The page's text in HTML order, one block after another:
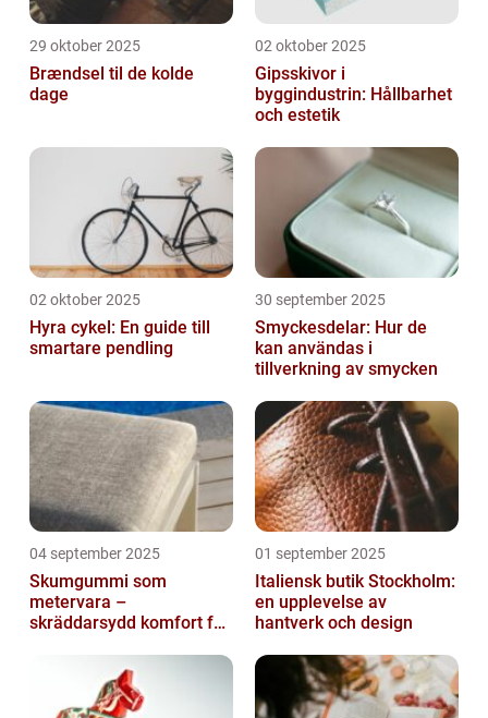
29 oktober 2025
Brændsel til de kolde
dage
02 oktober 2025
Gipsskivor i
byggindustrin: Hållbarhet
och estetik
02 oktober 2025
Hyra cykel: En guide till
smartare pendling
30 september 2025
Smyckesdelar: Hur de
kan användas i
tillverkning av smycken
04 september 2025
Skumgummi som
metervara –
skräddarsydd komfort för
01 september 2025
Italiensk butik Stockholm:
en upplevelse av
hantverk och design